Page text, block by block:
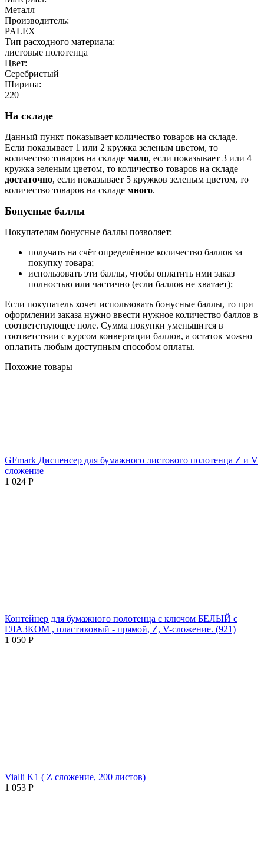
Металл
Производитель:
PALEX
Тип расходного материала:
листовые полотенца
Цвет:
Серебристый
Ширина:
220
На складе
Данный пункт показывает количество товаров на складе.
Если показывает 1 или 2 кружка зеленым цветом, то
количество товаров на складе мало, если показывает 3 или 4
кружка зеленым цветом, то количество товаров на складе
достаточно, если показывает 5 кружков зеленым цветом, то
количество товаров на складе много.
Бонусные баллы
Покупателям бонусные баллы позволяет:
получать на счёт определённое количество баллов за
покупку товара;
использовать эти баллы, чтобы оплатить ими заказ
полностью или частично (если баллов не хватает);
Если покупатель хочет использовать бонусные баллы, то при
оформлении заказа нужно ввести нужное количество баллов в
соответствующее поле. Сумма покупки уменьшится в
соответствии с курсом конвертации баллов, а остаток можно
оплатить любым доступным способом оплаты.
Похожие товары
GFmark Диспенсер для бумажного листового полотенца Z и V
сложение
1 024 Р
Контейнер для бумажного полотенца с ключом БЕЛЫЙ с
ГЛАЗКОМ , пластиковый - прямой, Z, V-сложение. (921)
1 050 Р
Vialli K1 ( Z сложение, 200 листов)
1 053 Р